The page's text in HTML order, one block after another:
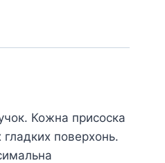
Кожна присоска
поверхонь.